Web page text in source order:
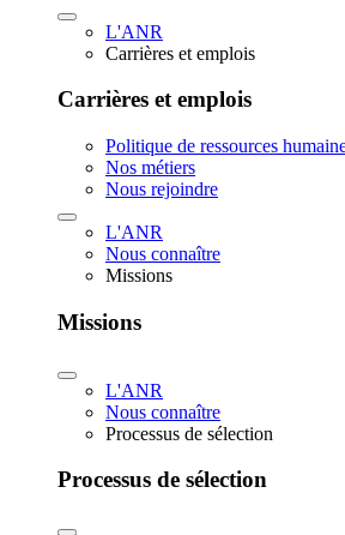
L'ANR
Carrières et emplois
Carrières et emplois
Politique de ressources
Nos métiers
Nous rejoindre
L'ANR
Nous connaître
Missions
Missions
L'ANR
Nous connaître
Processus de sélection
Processus de sélection